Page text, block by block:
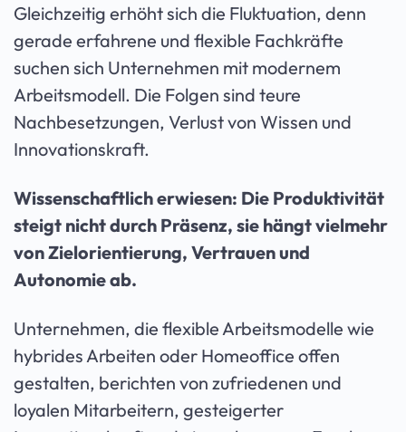
Gleichzeitig erhöht sich die Fluktuation, denn
gerade erfahrene und flexible Fachkräfte
suchen sich Unternehmen mit modernem
Arbeitsmodell. Die Folgen sind teure
Nachbesetzungen, Verlust von Wissen und
Innovationskraft.
Wissenschaftlich erwiesen: Die Produktivität
steigt nicht durch Präsenz, sie hängt vielmehr
von Zielorientierung, Vertrauen und
Autonomie ab.
Unternehmen, die flexible Arbeitsmodelle wie
hybrides Arbeiten oder Homeoffice offen
gestalten, berichten von zufriedenen und
loyalen Mitarbeitern, gesteigerter